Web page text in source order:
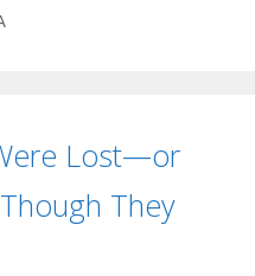
Lost—or
They